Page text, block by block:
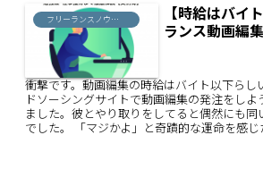
フリーランスノウハウ
【時給はバイ
ランス動画編
衝撃です。動画編集の時給はバイト以下らし
ドソーシングサイトで動画編集の発注をし
ました。彼とやり取りをしてると偶然にも
でした。 「マジかよ」と奇蹟的な運命を感じ